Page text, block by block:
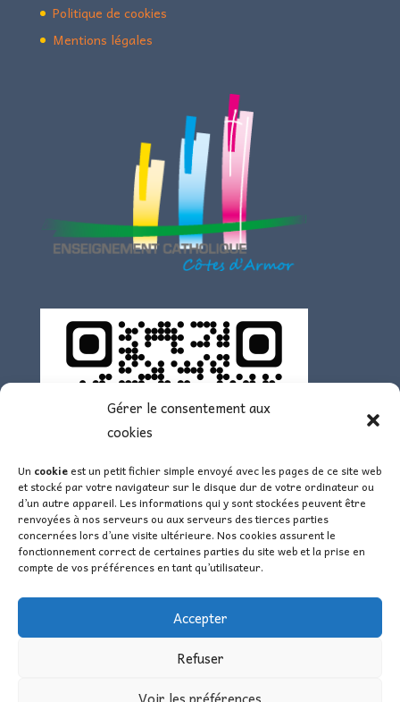
Gérer le consentement aux
cookies
Un cookie est un petit fichier simple envoyé avec les pages de ce site web
et stocké par votre navigateur sur le disque dur de votre ordinateur ou
d’un autre appareil. Les informations qui y sont stockées peuvent être
renvoyées à nos serveurs ou aux serveurs des tierces parties
concernées lors d’une visite ultérieure. Nos cookies assurent le
fonctionnement correct de certaines parties du site web et la prise en
compte de vos préférences en tant qu’utilisateur.
Accepter
Refuser
Politique de cookies
Mentions légales